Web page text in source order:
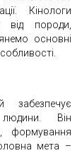
Кінологи
від породи,
основні
Він
формування
мета –